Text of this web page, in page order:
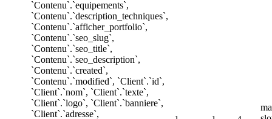
`Contenu`.`equipements`,
`Contenu`.`description_techniques`,
`Contenu`.`afficher_portfolio`,
`Contenu`.`seo_slug`,
`Contenu`.`seo_title`,
`Contenu`.`seo_description`,
`Contenu`.`created`,
`Contenu`.`modified`, `Client`.`id`,
`Client`.`nom`, `Client`.`texte`,
`Client`.`logo`, `Client`.`banniere`,
`Client`.`adresse`,